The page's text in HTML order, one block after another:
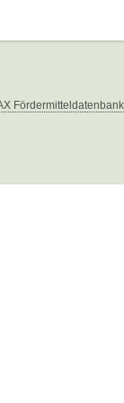
Fördermitteldatenbank